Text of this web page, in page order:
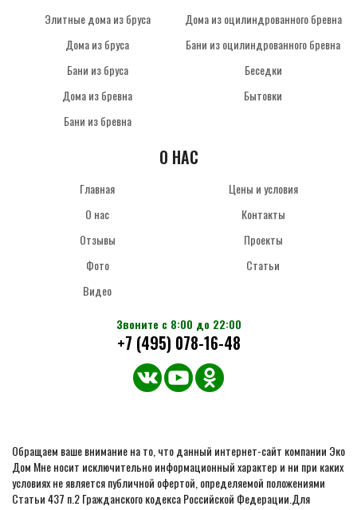
Элитные дома из бруса
Дома из бруса
Бани из бруса
Дома из бревна
Бани из бревна
Дома из оцилиндрованного бревна
Бани из оцилиндрованного бревна
Беседки
Бытовки
О НАС
Главная
О нас
Отзывы
Фото
Видео
Цены и условия
Контакты
Проекты
Статьи
Звоните с 8:00 до 22:00
+7 (495) 078-16-48
Обращаем ваше внимание на то, что данный интернет-сайт компании Эко
Дом Мне носит исключительно информационный характер и ни при каких
условиях не является публичной офертой, определяемой положениями
Статьи 437 п.2 Гражданского кодекса Российской Федерации.Для